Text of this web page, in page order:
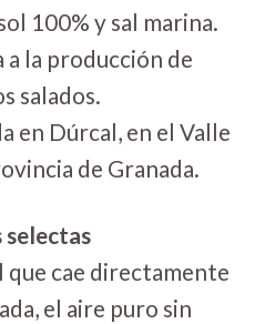
100% y sal marina.
a la producción de
salados.
en Dúrcal, en el Valle
de Granada.
selectas
que cae directamente
el aire puro sin